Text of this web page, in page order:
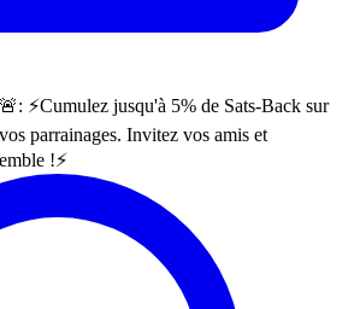
⚡️Cumulez jusqu'à 5% de Sats-Back sur
parrainages. Invitez vos amis et
!⚡️